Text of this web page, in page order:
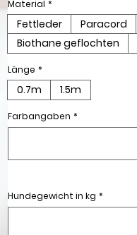
Material *
Fettleder Paracord
Biothane geflochten
Länge *
0.7m 1.5m
Farbangaben *
Hundegewicht in kg *